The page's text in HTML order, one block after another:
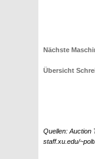
Nächste
Übersicht
Quellen: Auction
staff.xu.edu/